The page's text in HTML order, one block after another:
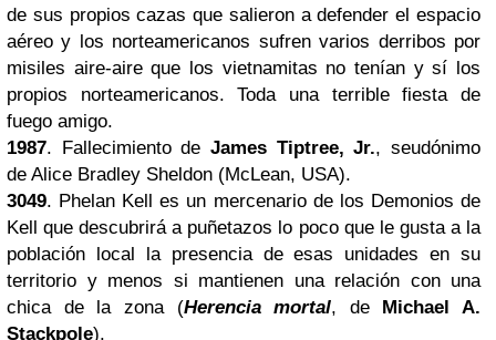
de sus propios cazas que salieron a defender el espacio
aéreo y los norteamericanos sufren varios derribos por
misiles aire-aire que los vietnamitas no tenían y sí los
propios norteamericanos. Toda una terrible fiesta de
fuego amigo.
1987. Fallecimiento de James Tiptree, Jr., seudónimo
de Alice Bradley Sheldon (McLean, USA).
3049. Phelan Kell es un mercenario de los Demonios de
Kell que descubrirá a puñetazos lo poco que le gusta a la
población local la presencia de esas unidades en su
territorio y menos si mantienen una relación con una
chica de la zona (Herencia mortal, de Michael A.
Stackpole).